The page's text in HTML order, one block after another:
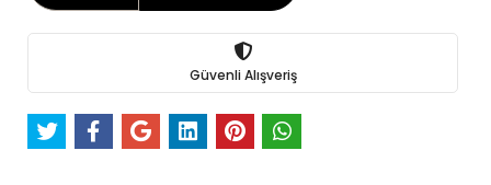
Güvenli Alışveriş